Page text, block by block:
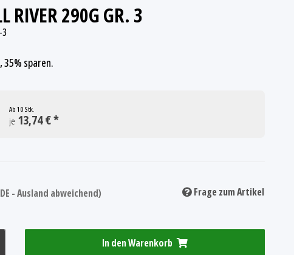
RIVER 290G GR. 3
3
, 35% sparen.
Ab 10 Stk.
je 13,74 € *
- Ausland abweichend) Frage zum Artikel
In den Warenkorb